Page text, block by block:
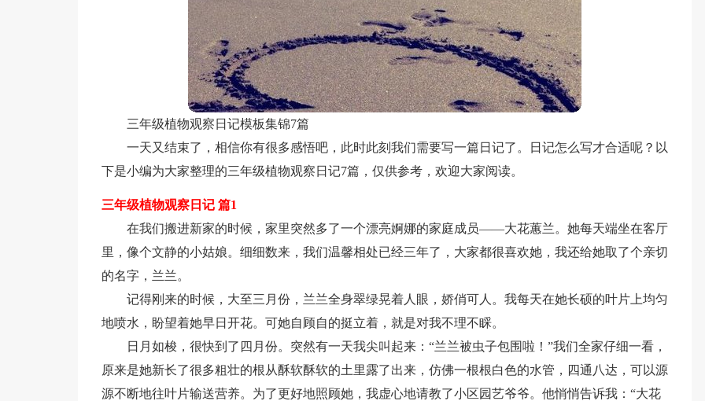
三年级植物观察日记模板集锦7篇
一天又结束了，相信你有很多感悟吧，此时此刻我们需要写一篇日记了。日记怎么写才合适呢？以
下是小编为大家整理的三年级植物观察日记7篇，仅供参考，欢迎大家阅读。
三年级植物观察日记 篇1
在我们搬进新家的时候，家里突然多了一个漂亮婀娜的家庭成员——大花蕙兰。她每天端坐在客厅
里，像个文静的小姑娘。细细数来，我们温馨相处已经三年了，大家都很喜欢她，我还给她取了个亲切
的名字，兰兰。
记得刚来的时候，大至三月份，兰兰全身翠绿晃着人眼，娇俏可人。我每天在她长硕的叶片上均匀
地喷水，盼望着她早日开花。可她自顾自的挺立着，就是对我不理不睬。
日月如梭，很快到了四月份。突然有一天我尖叫起来：“兰兰被虫子包围啦！”我们全家仔细一看，
原来是她新长了很多粗壮的根从酥软酥软的土里露了出来，仿佛一根根白色的水管，四通八达，可以源
源不断地往叶片输送营养。为了更好地照顾她，我虚心地请教了小区园艺爷爷。他悄悄告诉我：“大花